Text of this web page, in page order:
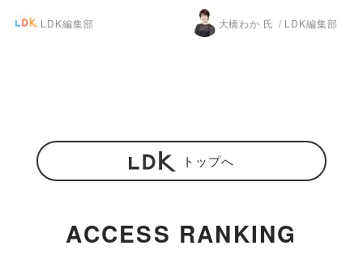
LDK編集部 大橋わか 氏 LDK編集部
トップへ
ACCESS RANKING